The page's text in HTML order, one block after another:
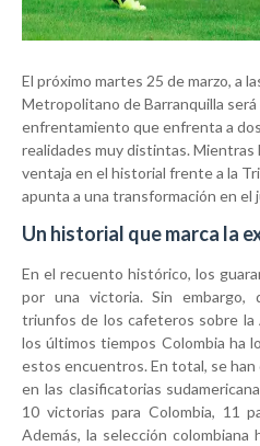
El próximo martes 25 de marzo, a
Metropolitano de Barranquilla será
enfrentamiento que enfrenta a
realidades muy distintas. Mientras
ventaja en el historial frente a la
apunta a una transformación en el
Un historial que marca la
En el recuento histórico, los
por una victoria. Sin
triunfos de los cafeteros sobre la
los últimos tiempos Colombia ha
estos encuentros. En total, se
en las clasificatorias
10 victorias para Colombia, 11
Además, la selección